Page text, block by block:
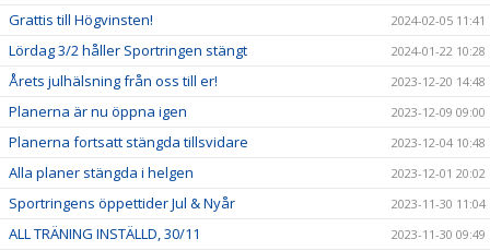
Grattis till Högvinsten! 2024-02-05 11:41
Lördag 3/2 håller Sportringen stängt 2024-01-22 10:28
Årets julhälsning från oss till er! 2023-12-20 14:48
Planerna är nu öppna igen 2023-12-09 09:00
Planerna fortsatt stängda tillsvidare 2023-12-04 10:48
Alla planer stängda i helgen 2023-12-01 20:02
Sportringens öppettider Jul & Nyår 2023-11-30 11:04
ALL TRÄNING INSTÄLLD, 30/11 2023-11-30 09:49